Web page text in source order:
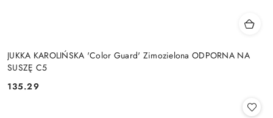
JUKKA KAROLIŃSKA 'Color Guard' Zimozielona ODPORNA NA
SUSZĘ C5
Cena:
135.29